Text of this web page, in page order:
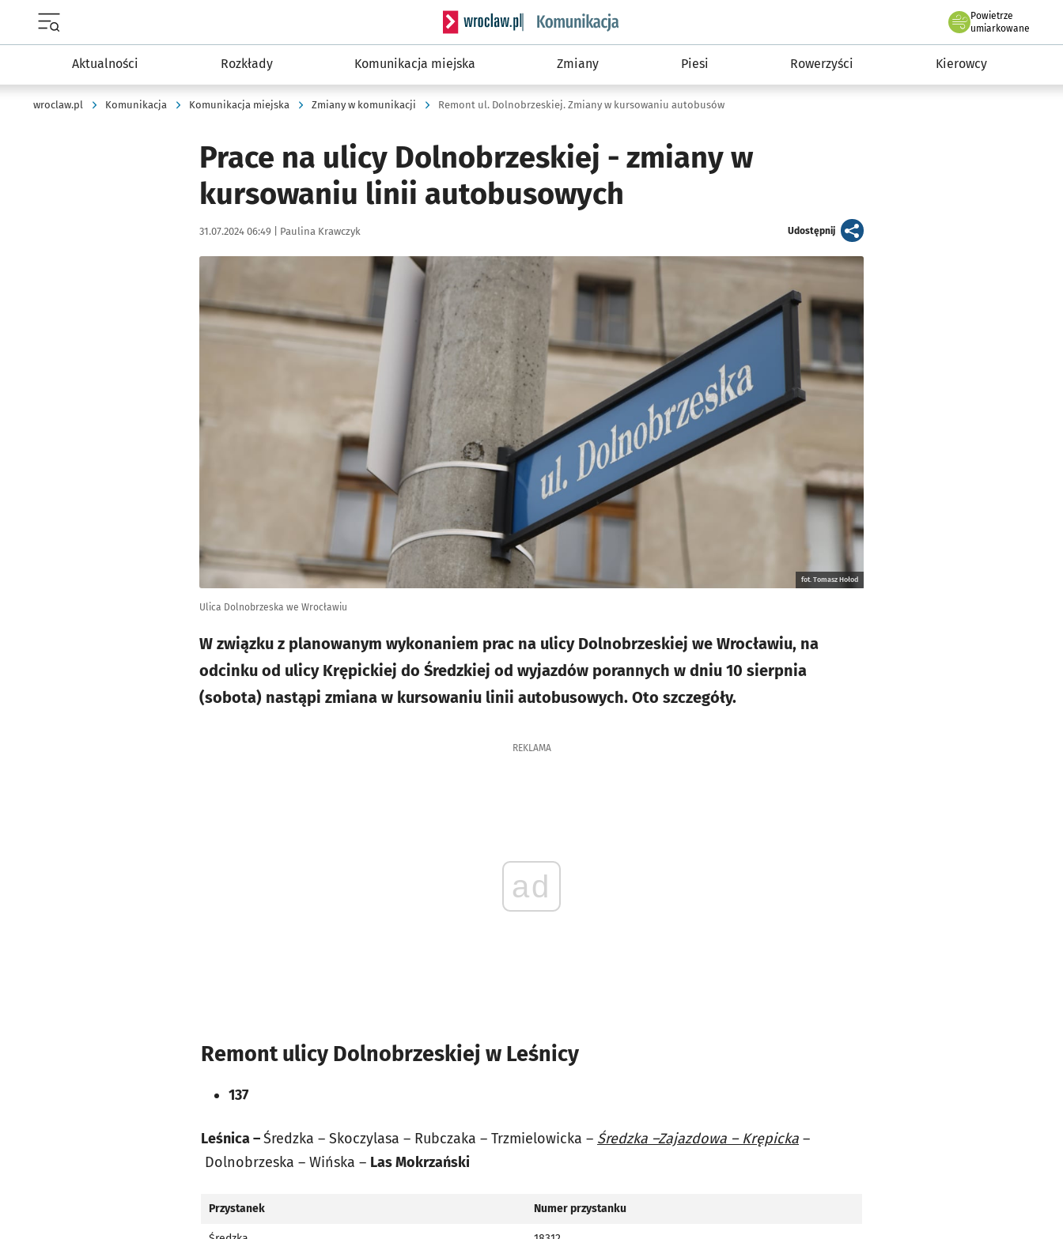
Serwis informacyjny wroclaw.pl podserwis: Komunikacja
Powietrze
we Wrocławiu
umiarkowane
Aktualności Rozkłady Komunikacja miejska Zmiany Piesi Rowerzyści Kierowcy
wroclaw.pl Komunikacja Komunikacja miejska Zmiany w komunikacji Remont ul. Dolnobrzeskiej. Zmiany w kursowaniu autobusów
Prace na ulicy Dolnobrzeskiej - zmiany w
kursowaniu linii autobusowych
Data publikacji:
31.07.2024 06:49 | Autor:
Paulina Krawczyk Udostępnijartykuł
fot. Tomasz Hołod
Ulica Dolnobrzeska we Wrocławiu
W związku z planowanym wykonaniem prac na ulicy Dolnobrzeskiej we Wrocławiu, na
odcinku od ulicy Krępickiej do Średzkiej od wyjazdów porannych w dniu 10 sierpnia
(sobota) nastąpi zmiana w kursowaniu linii autobusowych. Oto szczegóły.
REKLAMA
ad
Remont ulicy Dolnobrzeskiej w Leśnicy
137
Leśnica –Średzka – Skoczylasa – Rubczaka – Trzmielowicka – Średzka –Zajazdowa – Krępicka –
Dolnobrzeska – Wińska – Las Mokrzański
Przystanek Numer przystanku